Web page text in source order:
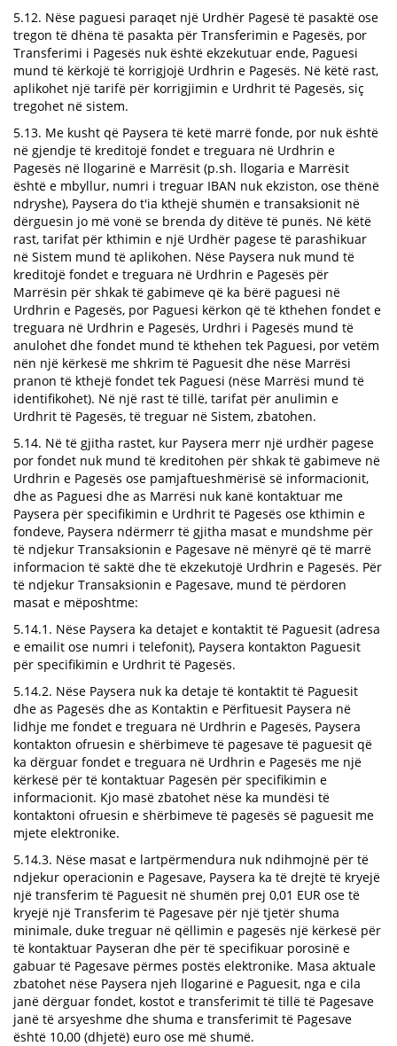
5.12. Nëse paguesi paraqet një Urdhër Pagesë të pasaktë ose
tregon të dhëna të pasakta për Transferimin e Pagesës, por
Transferimi i Pagesës nuk është ekzekutuar ende, Paguesi
mund të kërkojë të korrigjojë Urdhrin e Pagesës. Në këtë rast,
aplikohet një tarifë për korrigjimin e Urdhrit të Pagesës, siç
tregohet në sistem.
5.13. Me kusht që Paysera të ketë marrë fonde, por nuk është
në gjendje të kreditojë fondet e treguara në Urdhrin e
Pagesës në llogarinë e Marrësit (p.sh. llogaria e Marrësit
është e mbyllur, numri i treguar IBAN nuk ekziston, ose thënë
ndryshe), Paysera do t'ia kthejë shumën e transaksionit në
dërguesin jo më vonë se brenda dy ditëve të punës. Në këtë
rast, tarifat për kthimin e një Urdhër pagese të parashikuar
në Sistem mund të aplikohen. Nëse Paysera nuk mund të
kreditojë fondet e treguara në Urdhrin e Pagesës për
Marrësin për shkak të gabimeve që ka bërë paguesi në
Urdhrin e Pagesës, por Paguesi kërkon që të kthehen fondet e
treguara në Urdhrin e Pagesës, Urdhri i Pagesës mund të
anulohet dhe fondet mund të kthehen tek Paguesi, por vetëm
nën një kërkesë me shkrim të Paguesit dhe nëse Marrësi
pranon të kthejë fondet tek Paguesi (nëse Marrësi mund të
identifikohet). Në një rast të tillë, tarifat për anulimin e
Urdhrit të Pagesës, të treguar në Sistem, zbatohen.
5.14. Në të gjitha rastet, kur Paysera merr një urdhër pagese
por fondet nuk mund të kreditohen për shkak të gabimeve në
Urdhrin e Pagesës ose pamjaftueshmërisë së informacionit,
dhe as Paguesi dhe as Marrësi nuk kanë kontaktuar me
Paysera për specifikimin e Urdhrit të Pagesës ose kthimin e
fondeve, Paysera ndërmerr të gjitha masat e mundshme për
të ndjekur Transaksionin e Pagesave në mënyrë që të marrë
informacion të saktë dhe të ekzekutojë Urdhrin e Pagesës. Për
të ndjekur Transaksionin e Pagesave, mund të përdoren
masat e mëposhtme:
5.14.1. Nëse Paysera ka detajet e kontaktit të Paguesit (adresa
e emailit ose numri i telefonit), Paysera kontakton Paguesit
për specifikimin e Urdhrit të Pagesës.
5.14.2. Nëse Paysera nuk ka detaje të kontaktit të Paguesit
dhe as Pagesës dhe as Kontaktin e Përfituesit Paysera në
lidhje me fondet e treguara në Urdhrin e Pagesës, Paysera
kontakton ofruesin e shërbimeve të pagesave të paguesit që
ka dërguar fondet e treguara në Urdhrin e Pagesës me një
kërkesë për të kontaktuar Pagesën për specifikimin e
informacionit. Kjo masë zbatohet nëse ka mundësi të
kontaktoni ofruesin e shërbimeve të pagesës së paguesit me
mjete elektronike.
5.14.3. Nëse masat e lartpërmendura nuk ndihmojnë për të
ndjekur operacionin e Pagesave, Paysera ka të drejtë të kryejë
një transferim të Paguesit në shumën prej 0,01 EUR ose të
kryejë një Transferim të Pagesave për një tjetër shuma
minimale, duke treguar në qëllimin e pagesës një kërkesë për
të kontaktuar Payseran dhe për të specifikuar porosinë e
gabuar të Pagesave përmes postës elektronike. Masa aktuale
zbatohet nëse Paysera njeh llogarinë e Paguesit, nga e cila
janë dërguar fondet, kostot e transferimit të tillë të Pagesave
janë të arsyeshme dhe shuma e transferimit të Pagesave
është 10,00 (dhjetë) euro ose më shumë.